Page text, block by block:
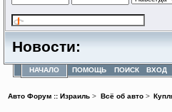
Новости:
НАЧАЛО ПОМОЩЬ ПОИСК ВХОД
Авто Форум :: Израиль > Всё об авто>